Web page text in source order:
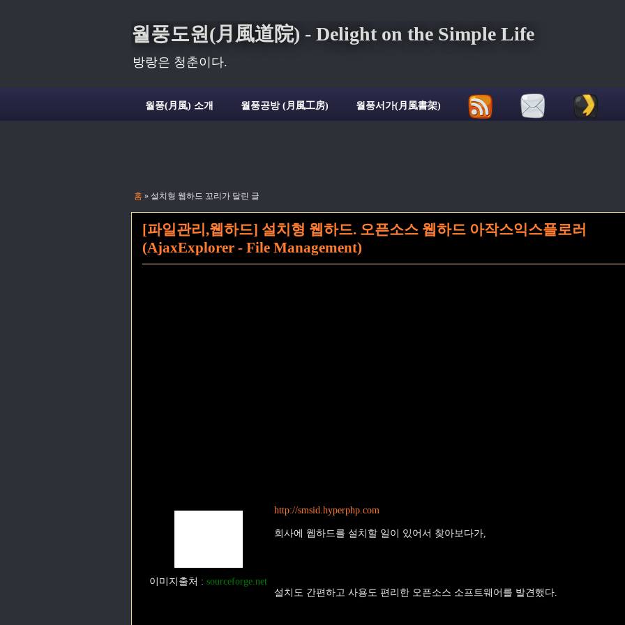
월풍도원(月風道院) - Delight on the Simple Life
방랑은 청춘이다.
월풍(月風) 소개 월풍공방 (月風工房) 월풍서가(月風書架)
홈 » 설치형 웹하드 꼬리가 달린 글
[파일관리,웹하드] 설치형 웹하드. 오픈소스 웹하드 아작스익스플로러
(AjaxExplorer - File Management)
이미지출처 : sourceforge.net
http://smsid.hyperphp.com
회사에 웹하드를 설치할 일이 있어서 찾아보다가,
설치도 간편하고 사용도 편리한 오픈소스 소프트웨어를 발견했다.